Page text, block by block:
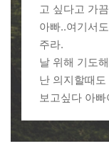
고 싶다고 가
아빠..여기서
주라.
날 위해 기도
난 의지할때
보고싶다 아빠